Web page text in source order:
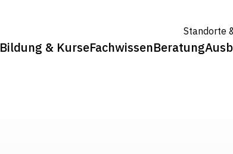
Standorte
Bildung & KurseFachwissenBeratung